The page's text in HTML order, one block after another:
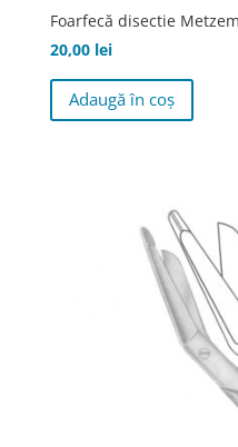
Foarfecă disectie
20,00 lei
Adaugă în coș